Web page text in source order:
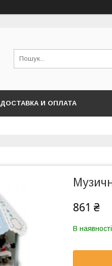
ДОСТАВКА И ОПЛАТА
861 ₴
В наявності